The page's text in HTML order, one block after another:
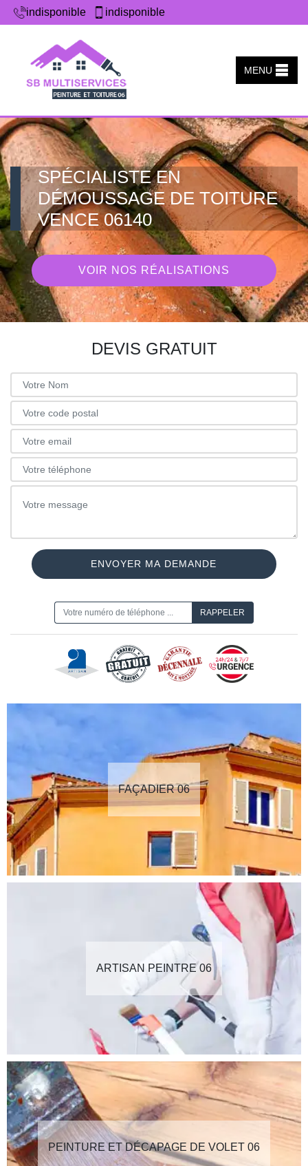
indisponible indisponible
MENU
SPÉCIALISTE EN
DÉMOUSSAGE DE TOITURE
VENCE 06140
VOIR NOS RÉALISATIONS
DEVIS GRATUIT
FAÇADIER 06
ARTISAN PEINTRE 06
PEINTURE ET DÉCAPAGE DE VOLET 06